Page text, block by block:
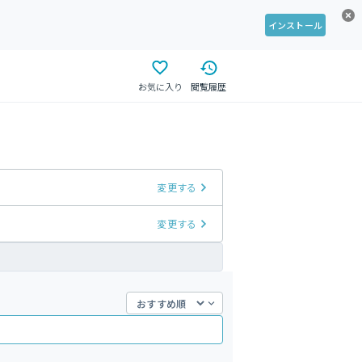
インストール
お気に入り 閲覧履歴
変更する
変更する